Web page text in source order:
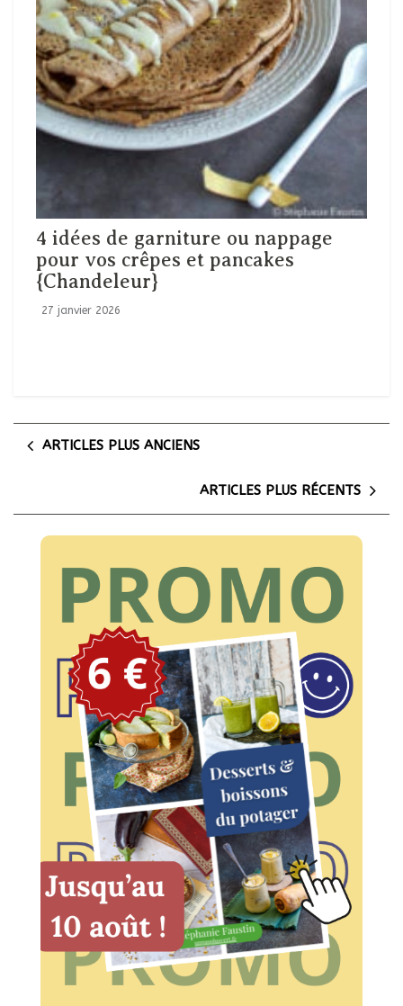
4 idées de garniture ou nappage
pour vos crêpes et pancakes
{Chandeleur}
27 janvier 2026
ARTICLES PLUS ANCIENS
ARTICLES PLUS RÉCENTS